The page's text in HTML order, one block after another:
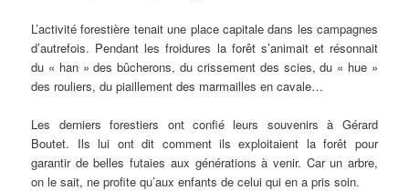
L’activité forestière tenait une place capitale dans les campagnes
d’autrefois. Pendant les froidures la forêt s’animait et résonnait
du « han » des bûcherons, du crissement des scies, du « hue »
des rouliers, du piaillement des marmailles en cavale…
Les derniers forestiers ont confié leurs souvenirs à Gérard
Boutet. Ils lui ont dit comment ils exploitaient la forêt pour
garantir de belles futaies aux générations à venir. Car un arbre,
on le sait, ne profite qu’aux enfants de celui qui en a pris soin.